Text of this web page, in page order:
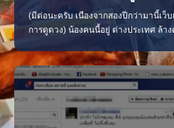
(มีต่อนะครับ เนืองจากสองปีกว่ามานี้เว็บ
การดูดวง) น้องคนนี้อยู่ ต่างประเทศ ล้
เองแฟนดีขึ้นก็แนะนำเพื่อนๆ มา ของดีต้
นี้มาผูกดวงกับพี่หมอด้วย พอแฟนหลง เ